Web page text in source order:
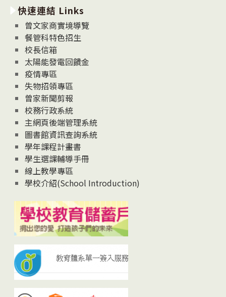
消
息
News
快速連結 Links
曾文家商實境導覽
餐管科特色招生
校長信箱
太陽能發電回饋金
疫情專區
失物招領專區
曾家新聞剪報
校務行政系統
主網頁後端管理系統
圖書館資訊查詢系統
學年課程計畫書
學生選課輔導手冊
線上教學專區
學校介紹(School Introduction)